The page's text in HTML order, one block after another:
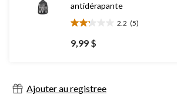
antidérapante
2.2 (5)
2.2
étoile(s)
sur
évaluations
9,99 $
Ajouter au registree